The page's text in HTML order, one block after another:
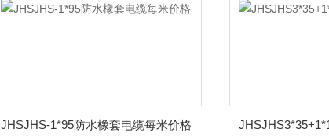
JHSJHS-1*95防水橡套电缆每米价格